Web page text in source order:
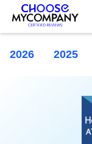
2026 2025
Painel de